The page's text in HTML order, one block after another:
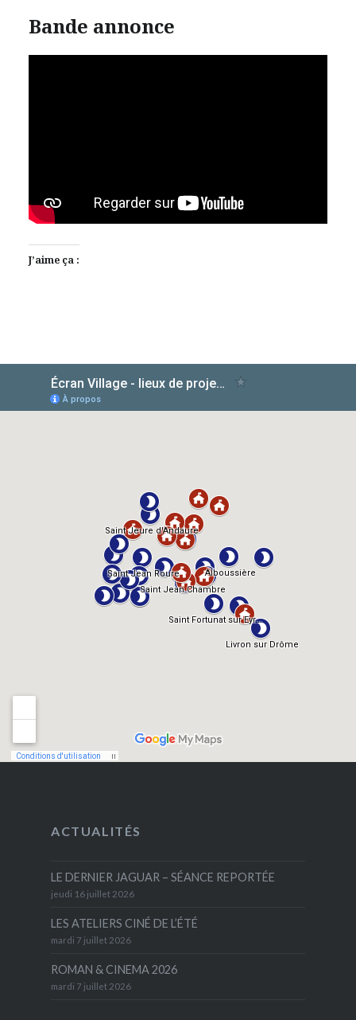
Bande annonce
J’aime ça :
AlloCiné
ACTUALITÉS
LE DERNIER JAGUAR – SÉANCE REPORTÉE
jeudi 16 juillet 2026
LES ATELIERS CINÉ DE L’ÉTÉ
mardi 7 juillet 2026
ROMAN & CINEMA 2026
mardi 7 juillet 2026